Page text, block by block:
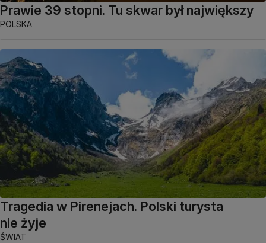
Prawie 39 stopni. Tu skwar był największy
POLSKA
Tragedia w Pirenejach. Polski turysta
nie żyje
ŚWIAT